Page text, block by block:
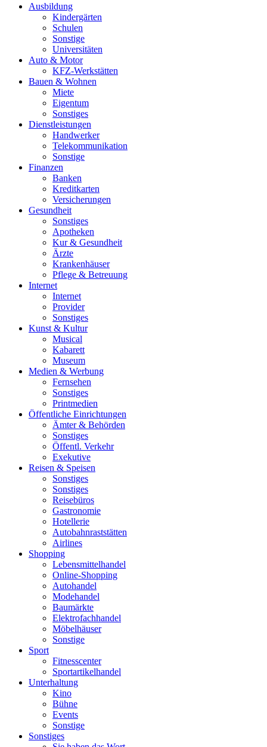
Ausbildung
Kindergärten
Schulen
Sonstige
Universitäten
Auto & Motor
KFZ-Werkstätten
Bauen & Wohnen
Miete
Eigentum
Sonstiges
Dienstleistungen
Handwerker
Telekommunikation
Sonstige
Finanzen
Banken
Kreditkarten
Versicherungen
Gesundheit
Sonstiges
Apotheken
Kur & Gesundheit
Ärzte
Krankenhäuser
Pflege & Betreuung
Internet
Internet
Provider
Sonstiges
Kunst & Kultur
Musical
Kabarett
Museum
Medien & Werbung
Fernsehen
Sonstiges
Printmedien
Öffentliche Einrichtungen
Ämter & Behörden
Sonstiges
Öffentl. Verkehr
Exekutive
Reisen & Speisen
Sonstiges
Sonstiges
Reisebüros
Gastronomie
Hotellerie
Autobahnraststätten
Airlines
Shopping
Lebensmittelhandel
Online-Shopping
Autohandel
Modehandel
Baumärkte
Elektrofachhandel
Möbelhäuser
Sonstige
Sport
Fitnesscenter
Sportartikelhandel
Unterhaltung
Kino
Bühne
Events
Sonstige
Sonstiges